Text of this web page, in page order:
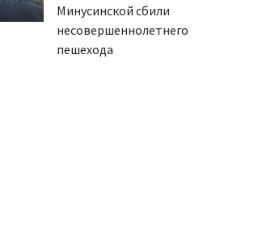
Минусинской сбили
несовершеннолетнего
пешехода